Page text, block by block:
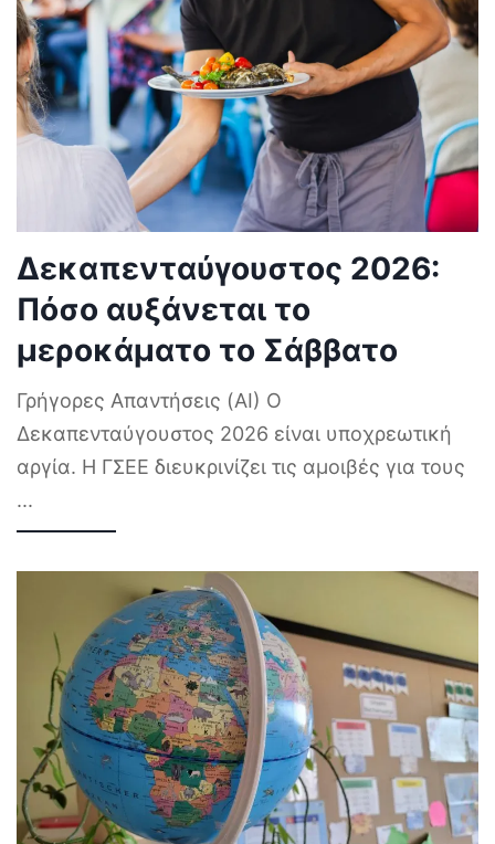
Δεκαπενταύγουστος 2026:
Πόσο αυξάνεται το
μεροκάματο το Σάββατο
Γρήγορες Απαντήσεις (AI) Ο
Δεκαπενταύγουστος 2026 είναι υποχρεωτική
αργία. Η ΓΣΕΕ διευκρινίζει τις αμοιβές για τους
...